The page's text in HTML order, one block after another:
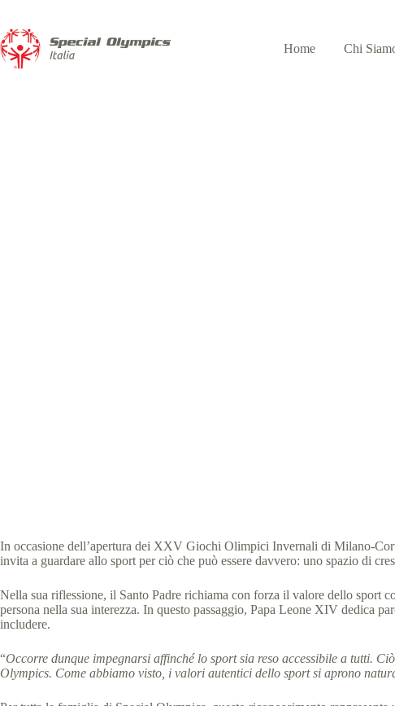
Home Chi
In occasione dell’apertura dei XXV Giochi Olimpici Invernali di Milano-
invita a guardare allo sport per ciò che può essere davvero: uno spazio di
Nella sua riflessione, il Santo Padre richiama con forza il valore dello sport
persona nella sua interezza. In questo passaggio, Papa Leone XIV dedica
includere.
“Occorre dunque impegnarsi affinché lo sport sia reso accessibile a tutti.
Olympics. Come abbiamo visto, i valori autentici dello sport si aprono